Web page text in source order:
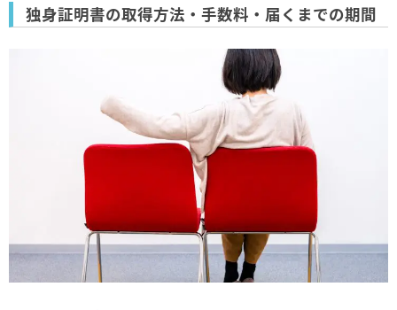
独身証明書の取得方法・手数料・届くまでの期間